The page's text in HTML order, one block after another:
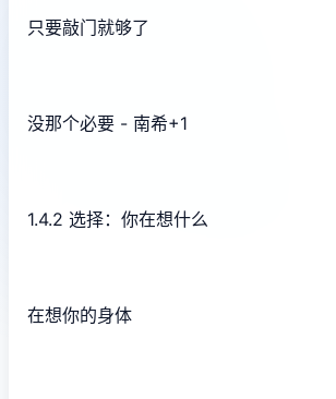
只要敲门就够了
没那个必要 - 南希+1
1.4.2 选择：你在想什么
在想你的身体